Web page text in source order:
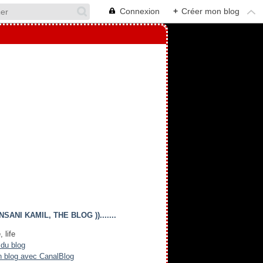
Connexion + Créer mon blog
KAMIL, THE BLOG )).......
life
blog
blog avec CanalBlog